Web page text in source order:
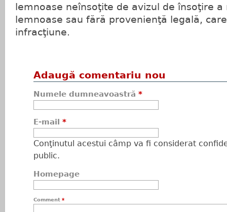
lemnoase neînsoţite de avizul de însoţire
lemnoase sau fără provenienţă legală,
infracţiune.
Adaugă comentariu nou
Numele dumneavoastră *
E-mail *
Conţinutul acestui câmp va fi considerat
public.
Homepage
Comment *